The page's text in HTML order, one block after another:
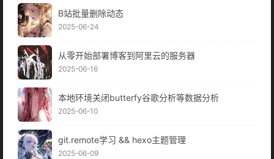
B站批量删除动态
2025-06-24
从零开始部署博客到阿里云的服务器
2025-06-16
本地环境关闭butterfy谷歌分析等数据分析
2025-06-10
git.remote学习 && hexo主题管理
2025-06-09